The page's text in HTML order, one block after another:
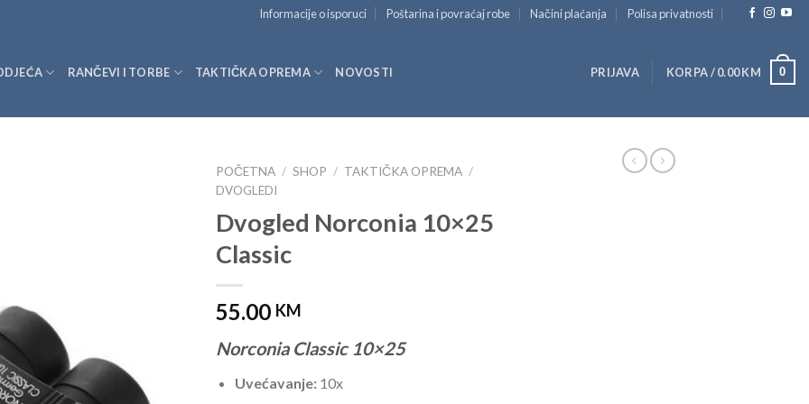
Informacije o isporuci Poštarina i povraćaj robe Načini plaćanja Polisa privatnosti
RANČEVI I TORBE TAKTIČKA OPREMA NOVOSTI PRIJAVA KORPA /0.00KM 0
POČETNA / SHOP / TAKTIČKA OPREMA /
DVOGLEDI
Dvogled Norconia 10×25
Classic
55.00 KM
Norconia Classic 10×25
Uvećavanje:10x